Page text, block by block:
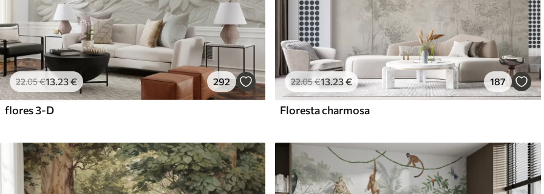
22.05€13.23€ 292
flores 3-D
22.05€13.23€ 187
Floresta charmosa